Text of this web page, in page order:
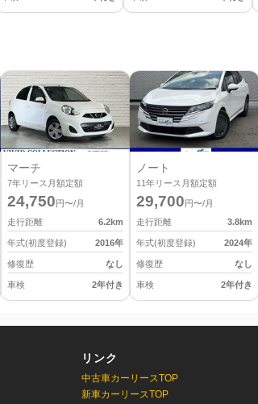
マーチ
7年リース月額定額
24,750 円〜/月
走行距離
6.2km
年式(初度登録) 2016年
修復歴 なし
車検 2年付き
ノート
11年リース月額定額
29,700 円〜/月
走行距離
3.8km
年式(初度登録) 2024年
修復歴 なし
車検 2年付き
リンク
中古車カーリースTOP
新車カーリースTOP